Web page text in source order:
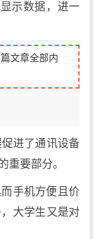
示数据，进一
文章全部内
进了通讯设备
重要部分。
手机方便且价
大学生又是对